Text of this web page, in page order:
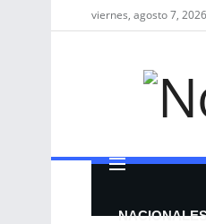
viernes, agosto 7, 2026